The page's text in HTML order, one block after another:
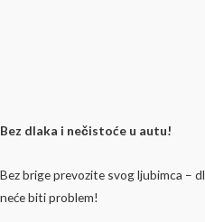
Bez dlaka i nečistoće u autu!
Bez brige prevozite svog ljubimca –
neće biti problem!